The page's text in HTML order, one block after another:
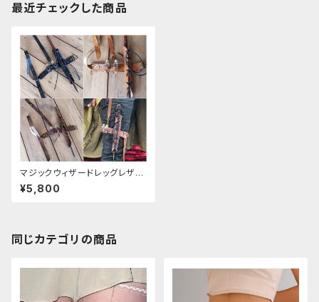
最近チェックした商品
マジックウィザードレッグレザー
ホルダー
¥5,800
同じカテゴリの商品